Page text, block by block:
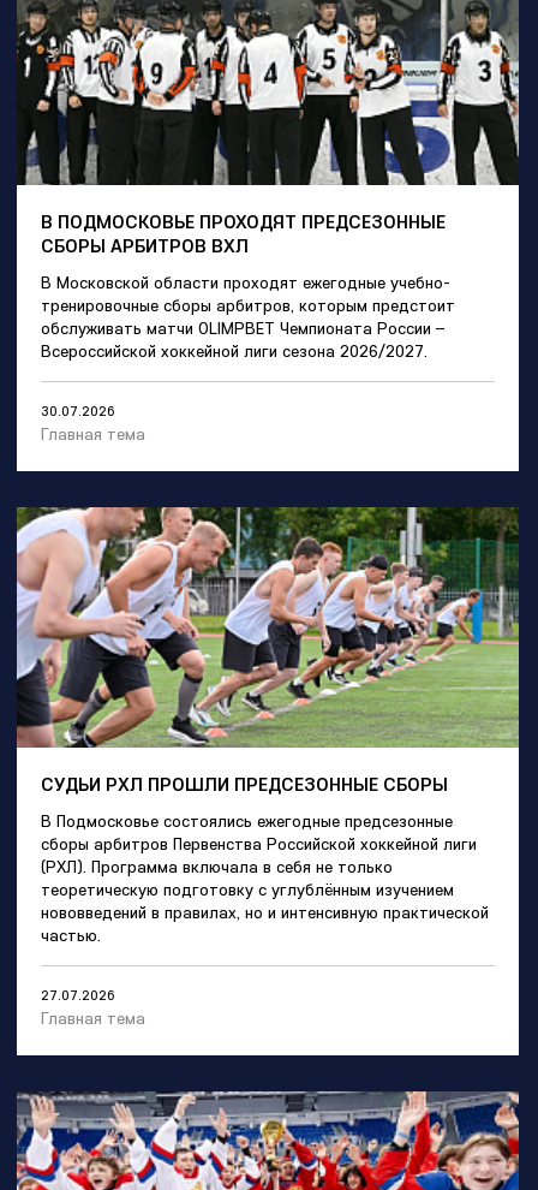
В ПОДМОСКОВЬЕ ПРОХОДЯТ ПРЕДСЕЗОННЫЕ
СБОРЫ АРБИТРОВ ВХЛ
В Московской области проходят ежегодные учебно-
тренировочные сборы арбитров, которым предстоит
обслуживать матчи OLIMPBET Чемпионата России –
Всероссийской хоккейной лиги сезона 2026/2027.
30.07.2026
Главная тема
СУДЬИ РХЛ ПРОШЛИ ПРЕДСЕЗОННЫЕ СБОРЫ
В Подмосковье состоялись ежегодные предсезонные
сборы арбитров Первенства Российской хоккейной лиги
(РХЛ). Программа включала в себя не только
теоретическую подготовку с углублённым изучением
нововведений в правилах, но и интенсивную практической
частью.
27.07.2026
Главная тема